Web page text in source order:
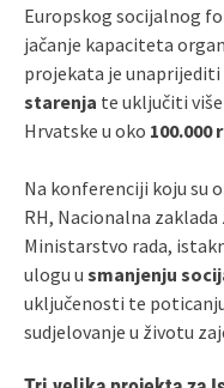
Europskog socijalnog
jačanje kapaciteta
projekata je
starenja te uključiti
Hrvatske u oko
Na konferenciji koju su
RH, Nacionalna
Ministarstvo rada,
ulogu u smanjenju
uključenosti te
sudjelovanje u životu